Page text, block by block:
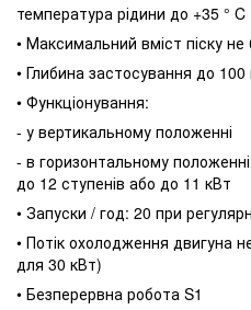
температура рідини до +35 ° C
• Максимальний вміст піску не
• Глибина застосування до
• Функціонування:
- у вертикальному положенні
- в горизонтальному
до 12 ступенів або до 11 кВт
• Запуски / год: 20 при
• Потік охолодження двигуна
для 30 кВт)
• Безперервна робота S1